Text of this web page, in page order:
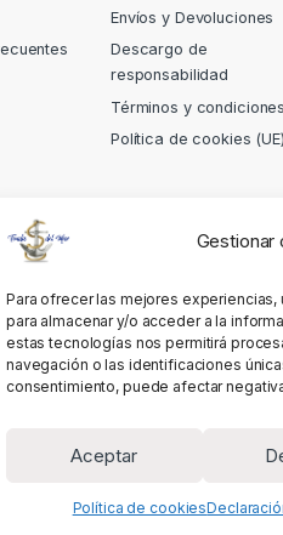
Gestionar
Para ofrecer las mejores
para almacenar y/o acceder a la
estas tecnologías nos permitirá
navegación o las identificaciones
consentimiento, puede afectar
Aceptar
Política de cookies
Envíos y Devoluciones
Descargo de
responsabilidad
Términos y condiciones
Política de cookies (UE)